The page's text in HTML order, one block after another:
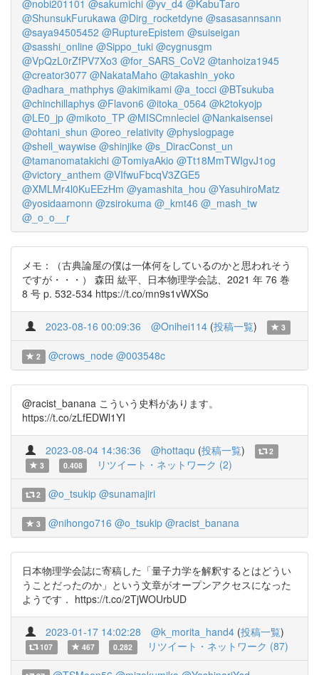
@nobi201101 @sakumichi @yv_d4 @KabuTaro
@ShunsukFurukawa @Dirg_rocketdyne @sasasannsann
@saya94505452 @RuptureEpistem @suiseigan
@sasshi_online @Sippo_tuki @cygnusgm
@VpQzL0rZfPV7Xo3 @for_SARS_CoV2 @tanhoiza1945
@creator3077 @NakataMaho @takashin_yoko
@adhara_mathphys @akimikami @a_tocci @BTsukuba
@chinchillaphys @Flavon6 @itoka_0564 @k2tokyojp
@LE0_jp @mikoto_TP @MISCmnleciel @Nankaisensei
@ohtani_shun @oreo_relativity @physlogpage
@shell_waywise @shinjike @s_DiracConst_un
@tamanomatakichi @TomiyaAkio @Tt18MmTWIgvJ1og
@victory_anthem @VIfwuFbcqV3ZGE5
@XMLMr4l0KuEEzHm @yamashita_hou @YasuhiroMatz
@yosidaamonn @zsirokuma @_kmt46 @_mash_tw
@_o_o__r
メモ：（古典論屋の僕は一体何をしているのかと思われそう
ですが・・・） 森田 紘平、日本物理学会誌、2021 年 76 巻
8 号 p. 532-534 https://t.co/mn9s1vWXSo
2023-08-16 00:09:36 @Onihei114 (投稿一覧) 3
2 @crows_node @003548c
@racist_banana こういう史料があります。
https://t.co/zLfEDWl1YI
2023-08-04 14:36:36 @hottaqu (投稿一覧)
2
3
0.408 リツイート・ネットワーク (2)
2 @o_tsukip @sunamajiri
3 @nihongo716 @o_tsukip @racist_banana
日本物理学会誌に寄稿した「量子力学を解釈するとはどうい
うことだったのか」という文章がオープンアクセスになった
ようです． https://t.co/2TjWOUrbUD
2023-01-17 14:02:28 @k_morita_hand4 (投稿一覧)
107 467 0.282 リツイート・ネットワーク (87)